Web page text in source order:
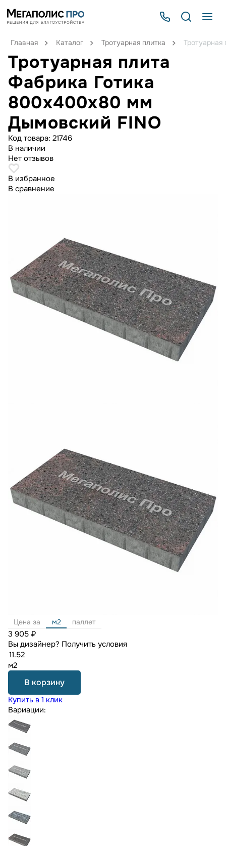
Главная Каталог Тротуарная плитка
Тротуарная плита
Фабрика Готика
800х400х80 мм
Дымовский FINO
Код товара: 21746
В наличии
Нет отзывов
В избранное
В сравнение
Цена за м2 паллет
3 905 ₽
Вы дизайнер? Получить условия
м2
В корзину
Купить в 1 клик
Вариации: